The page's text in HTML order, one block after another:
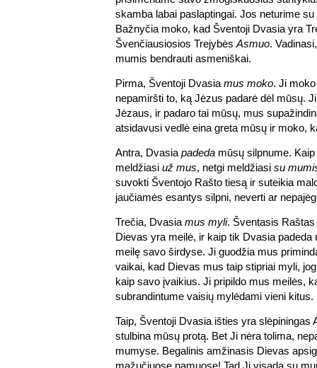
skamba labai paslaptingai. Jos neturime su
Bažnyčia moko, kad Šventoji Dvasia yra
Švenčiausiosios Trejybės Asmuo.
mumis bendrauti asmeniškai.
Pirma, Šventoji Dvasia mus moko. Ji
nepamiršti to, ką Jėzus padarė dėl mūsų.
Jėzaus, ir padaro tai mūsų, mus
atsidavusi vedlė eina greta mūsų ir moko,
Antra, Dvasia padeda mūsų silpnume.
meldžiasi už mus, netgi meldžiasi su
suvokti Šventojo Rašto tiesą ir suteikia
jaučiamės esantys silpni, neverti ar
Trečia, Dvasia mus myli. Šventasis
Dievas yra meilė, ir kaip tik Dvasia padeda
meilę savo širdyse. Ji guodžia mus
vaikai, kad Dievas mus taip stipriai myli,
kaip savo įvaikius. Ji pripildo mus meilės,
subrandintume vaisių mylėdami vieni kitus.
Taip, Šventoji Dvasia išties yra slėpiningas
stulbina mūsų protą. Bet Ji nėra tolima,
mumyse. Begalinis amžinasis Dievas
mažučiuose namuose! Tad Ji visada su